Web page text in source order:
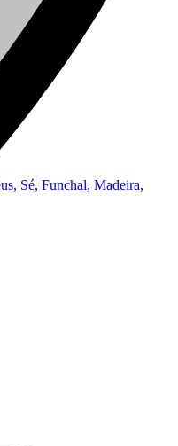
Sé, Funchal, Madeira,